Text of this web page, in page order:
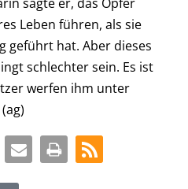
Leben führen, als sie
geführt hat. Aber dieses
schlechter sein. Es ist
werfen ihm unter